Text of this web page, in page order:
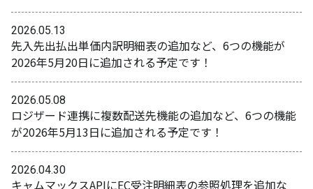
2026.05.13
先入先出払出単価内訳明細表の追加など、6つの機能が
2026年5月20日に追加される予定です！
2026.05.08
ロジザード連携に複数配送先機能の追加など、6つの機能
が2026年5月13日に追加される予定です！
2026.04.30
キャムマックスAPIにEC受注明細表の参照処理を追加な